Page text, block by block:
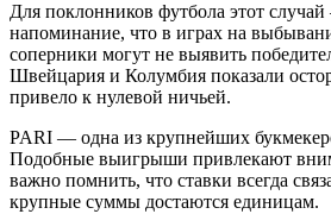
Для поклонников футбола этот
напоминание, что в играх на
соперники могут не выявить
Швейцария и Колумбия показали
привело к нулевой ничьей.
PARI — одна из крупнейших
Подобные выигрыши привлекают
важно помнить, что ставки всегда
крупные суммы достаются единицам.